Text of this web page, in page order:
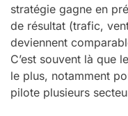
stratégie gagne en
de résultat (trafic,
deviennent
C’est souvent là que
le plus, notamment
pilote plusieurs